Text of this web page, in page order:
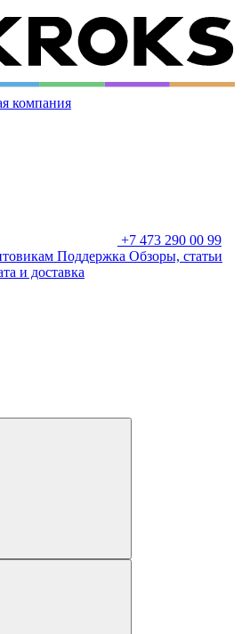
компания
+7 473 290 00 99
Поддержка Обзоры, статьи
и доставка